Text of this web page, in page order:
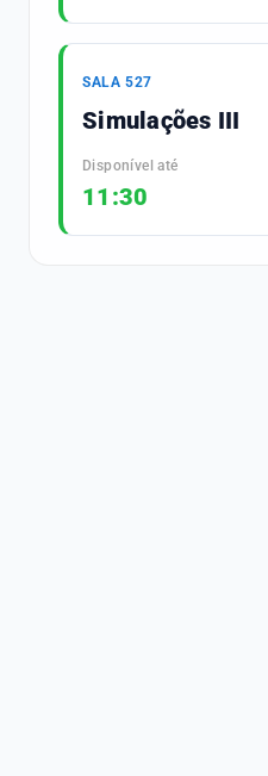
SALA 527
Simulações III
Disponível até
11:30